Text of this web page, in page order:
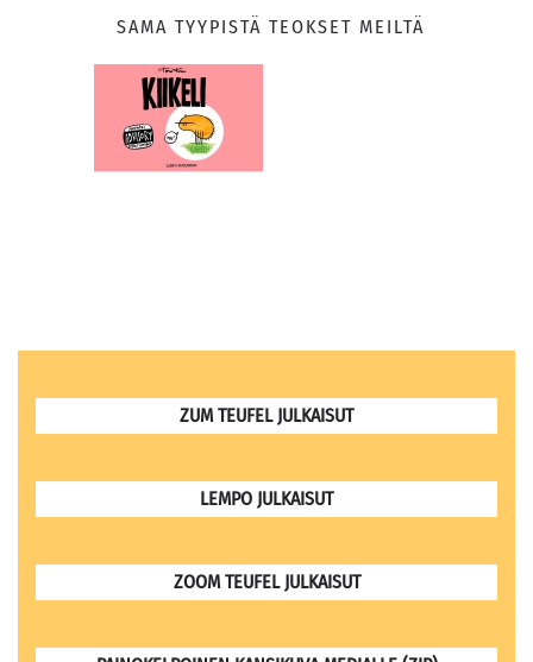
SAMA TYYPISTÄ TEOKSET MEILTÄ
ZUM TEUFEL JULKAISUT
LEMPO JULKAISUT
ZOOM TEUFEL JULKAISUT